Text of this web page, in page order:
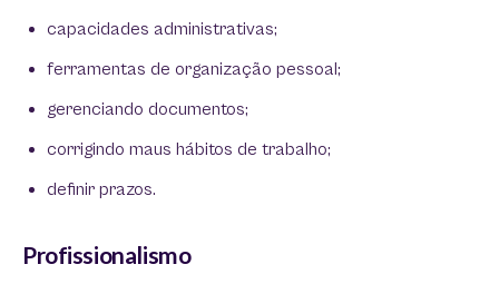
capacidades administrativas;
ferramentas de organização pessoal;
gerenciando documentos;
corrigindo maus hábitos de trabalho;
definir prazos.
Profissionalismo